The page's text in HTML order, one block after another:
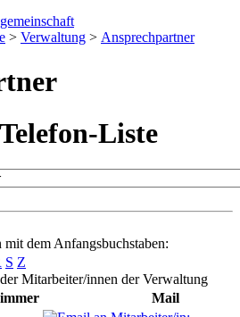
> Verwaltung > Ansprechpartner
Liste
dem Anfangsbuchstaben:
S Z
Mitarbeiter/innen der Verwaltung
Mail